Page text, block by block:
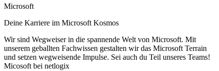
Microsoft
Deine Karriere im Microsoft Kosmos
Wir sind Wegweiser in die spannende Welt von Microsoft. Mit
unserem geballten Fachwissen gestalten wir das Microsoft Terrain
und setzen wegweisende Impulse. Sei auch du Teil unseres Teams!
Micosoft bei netlogix